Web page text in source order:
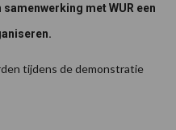
met WUR een
tijdens de demonstratie